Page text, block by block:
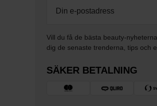
Vill du få de bästa beauty-
dig de senaste trenderna, tips och
SÄKER BETALNING